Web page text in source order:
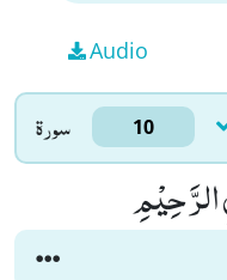
Audio
سورۃ 10
الرَّحِیْمِ